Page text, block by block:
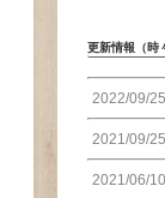
更新情報（時
2022/09/25
2021/09/25
2021/06/10